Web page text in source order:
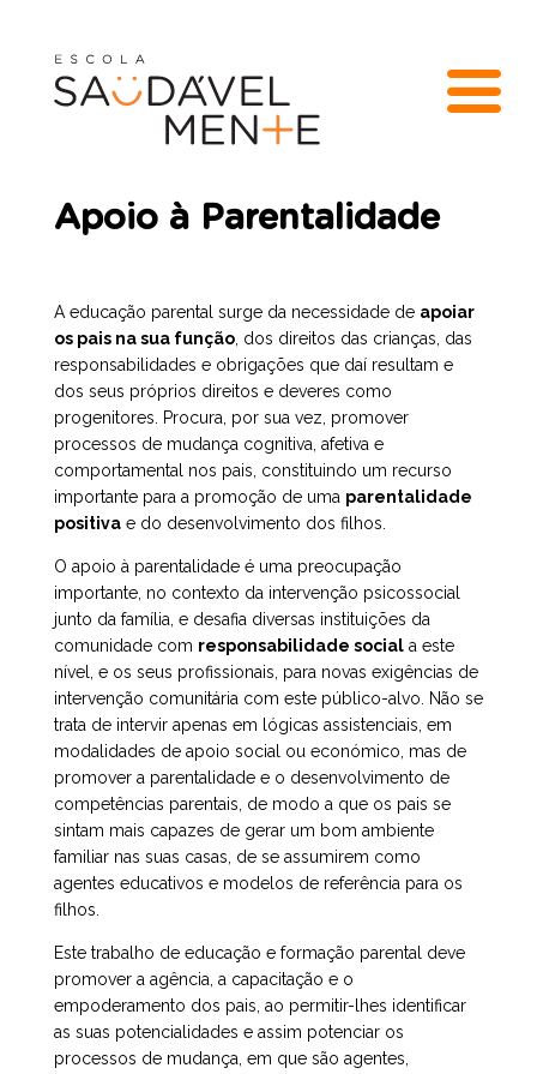
Apoio à Parentalidade
A educação parental surge da necessidade de apoiar
os pais na sua função , dos direitos das crianças, das
responsabilidades e obrigações que daí resultam e
dos seus próprios direitos e deveres como
progenitores. Procura, por sua vez, promover
processos de mudança cognitiva, afetiva e
comportamental nos pais, constituindo um recurso
importante para a promoção de uma parentalidade
positiva e do desenvolvimento dos filhos.
O apoio à parentalidade é uma preocupação
importante, no contexto da intervenção psicossocial
junto da família, e desafia diversas instituições da
comunidade com responsabilidade social a este
nível, e os seus profissionais, para novas exigências de
intervenção comunitária com este público-alvo. Não se
trata de intervir apenas em lógicas assistenciais, em
modalidades de apoio social ou económico, mas de
promover a parentalidade e o desenvolvimento de
competências parentais, de modo a que os pais se
sintam mais capazes de gerar um bom ambiente
familiar nas suas casas, de se assumirem como
agentes educativos e modelos de referência para os
filhos.
Este trabalho de educação e formação parental deve
promover a agência, a capacitação e o
empoderamento dos pais, ao permitir-lhes identificar
as suas potencialidades e assim potenciar os
processos de mudança, em que são agentes,